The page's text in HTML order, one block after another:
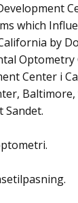
which
by
Center i
Baltimore,
Sandet.